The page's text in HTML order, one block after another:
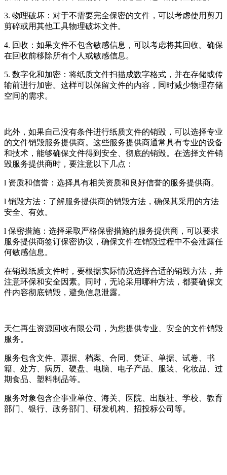
3. 物理破坏：对于不需要完全保密的文件，可以考虑使用剪刀
剪碎或用其他工具物理破坏文件。
4. 回收：如果文件不包含敏感信息，可以考虑将其回收。确保
在回收前移除所有个人或敏感信息。
5. 数字化和加密：将纸质文件扫描成数字格式，并在存储或传
输前进行加密。这样可以保留文件的内容，同时减少物理存储
空间的需求。
此外，如果自己没有条件进行纸质文件的销毁，可以选择专业
的文件销毁服务提供商。这些服务提供商通常具有专业的设备
和技术，能够确保文件得到安全、彻底的销毁。在选择文件销
毁服务提供商时，要注意以下几点：
l 资质和信誉：选择具有相关资质和良好信誉的服务提供商。
l 销毁方法：了解服务提供商的销毁方法，确保其采用的方法
安全、有效。
l 保密措施：选择采取严格保密措施的服务提供商，可以要求
服务提供商签订保密协议，确保文件在销毁过程中不会泄露任
何敏感信息。
在销毁纸质文件时，要根据实际情况选择合适的销毁方法，并
注意环保和安全因素。同时，无论采用哪种方法，都要确保文
件内容彻底销毁，避免信息泄露。
天仁再生资源回收有限公司，为您提供专业、安全的文件销毁
服务。
服务包含文件、票据、档案、合同、凭证、单据、试卷、书
籍、处方、病历、硬盘、电脑、电子产品、服装、化妆品、过
期食品、塑料制品等。
服务对象包含企事业单位、海关、医院、出版社、学校、教育
部门、银行、政务部门、研发机构、招投标公司等。